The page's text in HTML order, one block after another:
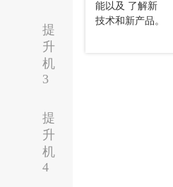
提
升
机
3
提
升
机
4
能以及 了解新
技术和新产品。